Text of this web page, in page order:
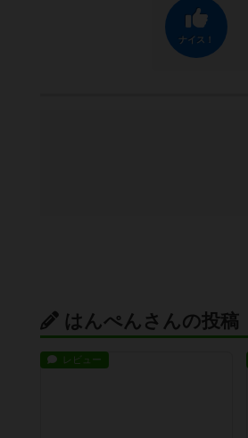
ナイス！
はんぺんさんの投稿
レビュー